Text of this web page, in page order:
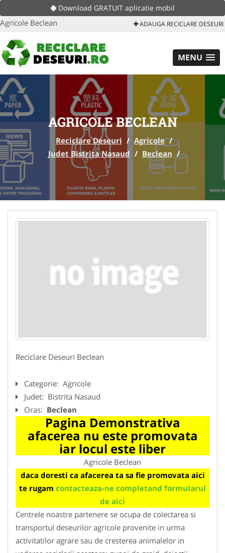
Download GRATUIT aplicatie mobil
Agricole Beclean ADAUGA RECICLARE DESEURI
MENU
AGRICOLE BECLEAN
Reciclare Deseuri / Agricole /
Judet Bistrita Nasaud / Beclean /
Reciclare Deseuri Beclean
Categorie: Agricole
Judet: Bistrita Nasaud
Oras: Beclean
Pagina Demonstrativa
afacerea nu este promovata
iar locul este liber
Agricole Beclean
daca doresti ca afacerea ta sa fie promovata aici
te rugam contacteaza-ne completand formularul
de aici
Centrele noastre partenere se ocupa de colectarea si
transportul deseurilor agricole provenite in urma
activitatilor agrare sau de cresterea animalelor in